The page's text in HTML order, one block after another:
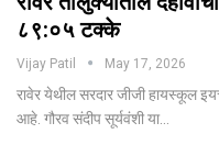
८९:०५ टक्के
Vijay Patil May 17, 2026
रावेर येथील सरदार जीजी हायस्कूल
आहे. गौरव संदीप सूर्यवंशी या…